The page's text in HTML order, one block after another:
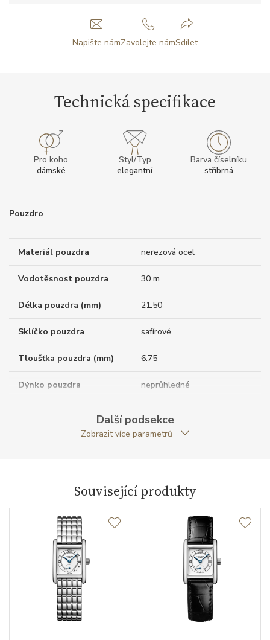
Napište námZavolejte námSdílet
Technická specifikace
Pro koho
dámské
Styl/Typ
elegantní
Barva číselníku
stříbrná
Pouzdro
Materiál pouzdra nerezová ocel
Vodotěsnost pouzdra 30 m
Délka pouzdra (mm) 21.50
Sklíčko pouzdra safírové
Tloušťka pouzdra (mm) 6.75
Dýnko pouzdra neprůhledné
obdelníkový
Kalibr strojku
Kameny strojku
Další podsekce
Zobrazit více parametrů
Související produkty